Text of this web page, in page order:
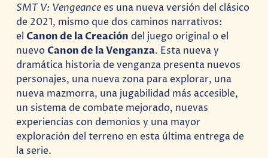
SMT V: Vengeancees una nueva versión del clásico
de 2021, mismo que dos caminos narrativos:
el Canon de la Creación del juego original o el
nuevo Canon de la Venganza. Esta nueva y
dramática historia de venganza presenta nuevos
personajes, una nueva zona para explorar, una
nueva mazmorra, una jugabilidad más accesible,
un sistema de combate mejorado, nuevas
experiencias con demonios y una mayor
exploración del terreno en esta última entrega de
la serie.